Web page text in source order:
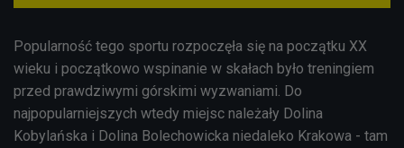
Popularność tego sportu rozpoczęła się na początku XX
wieku i początkowo wspinanie w skałach było treningiem
przed prawdziwymi górskimi wyzwaniami. Do
najpopularniejszych wtedy miejsc należały Dolina
Kobylańska i Dolina Bolechowicka niedaleko Krakowa - tam